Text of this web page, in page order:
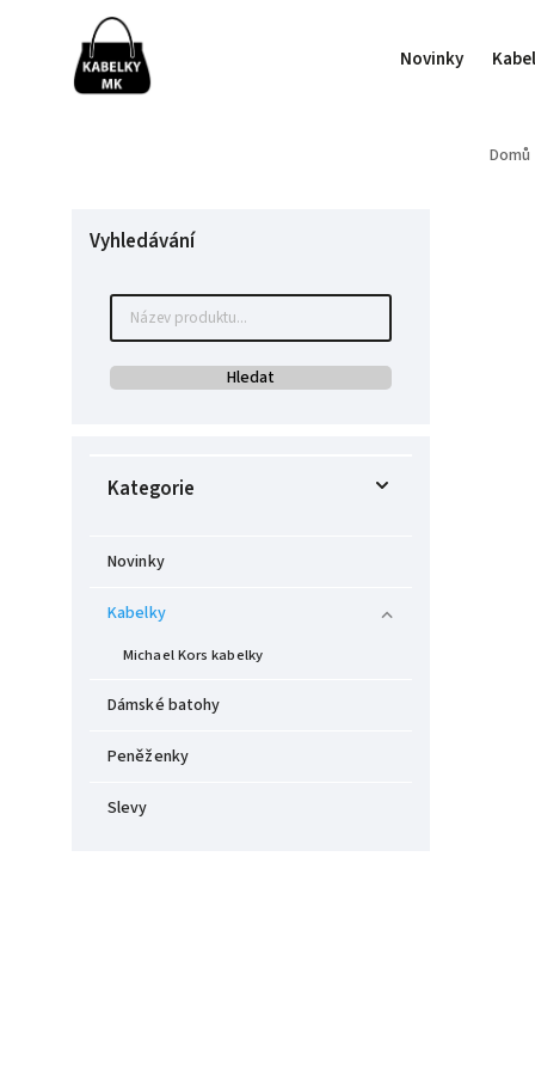
Novinky
Domů
Vyhledávání
Hledat
Kategorie
Novinky
Kabelky
Michael Kors kabelky
Dámské batohy
Peněženky
Slevy